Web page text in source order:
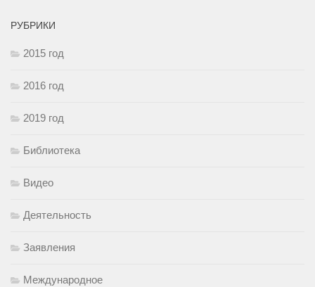
РУБРИКИ
2015 год
2016 год
2019 год
Библиотека
Видео
Деятельность
Заявления
Международное